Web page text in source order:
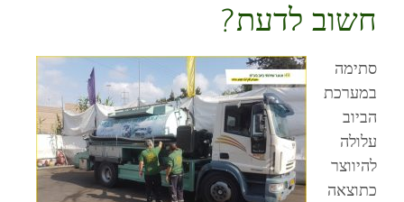
חשוב לדעת?
סתימה
במערכת
הביוב
עלולה
להיווצר
כתוצאה